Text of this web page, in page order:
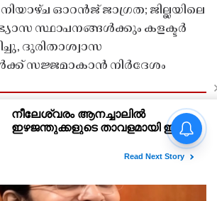
ഓറൻജ് ജാഗ്രത; ജില്ലയിലെ
സ്ഥാപനങ്ങൾക്കും കളക്ടർ
ദുരിതാശ്വാസ
സജ്ജമാകാൻ നിർദേശം